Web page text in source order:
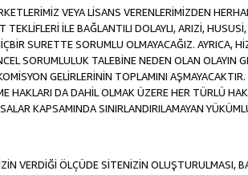
VEYA LİSANS VERENLERİMİZDEN
TEKLİFLERİ İLE BAĞLANTILI DOLAYLI, ARIZİ,
SURETTE SORUMLU OLMAYACAĞIZ. AYRICA,
SORUMLULUK TALEBİNE NEDEN OLAN OLAYIN
GELİRLERİNİN TOPLAMINI
HAKLARI DA DAHİL OLMAK ÜZERE HER TÜRLÜ
KAPSAMINDA SINIRLANDIRILAMAYAN
VERDİĞİ ÖLÇÜDE SİTENİZİN OLUŞTURULMASI,